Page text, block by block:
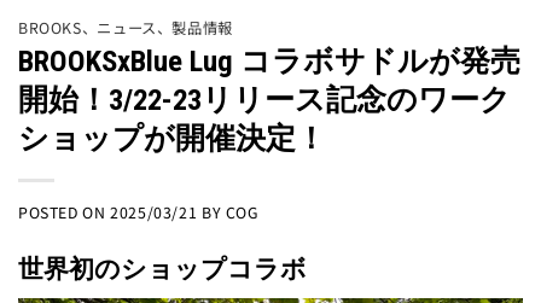
BROOKS、 ニュース、製品情報
BROOKSxBlue Lug コラボサドルが発売
開始！3/22-23リリース記念のワーク
ショップが開催決定！
POSTED ON2025/03/21 BY COG
世界初のショップコラボ